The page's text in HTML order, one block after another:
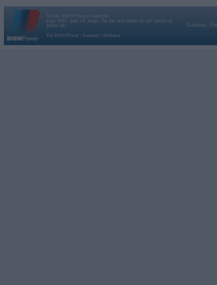
Vortāls BMWPower.lv darbojas
kopš 2002. gada 14. maija. Tas nav auto klubs un nav saistīts ar
BMW AG.
Par BMWPower
Kontakti Reklāma
Galvena